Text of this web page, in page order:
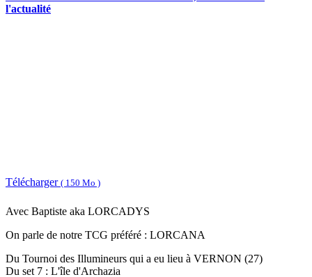
l'actualité
Télécharger ( 150 Mo )
Avec Baptiste aka LORCADYS
On parle de notre TCG préféré : LORCANA
Du Tournoi des Illumineurs qui a eu lieu à VERNON (27)
Du set 7 : L'île d'Archazia